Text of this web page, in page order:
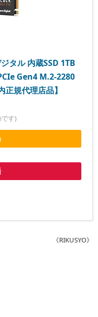
タル 内蔵SSD 1TB
Gen4 M.2-2280
規代理店品】
す)
《RIKUSYO》